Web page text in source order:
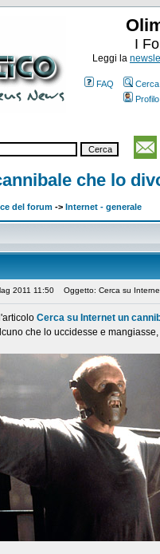
I
Leggi la
FAQ
Cerca
Profilo
che lo
del forum -> Internet - generale
2011 11:50 Oggetto: Cerca su
Cerca su Internet un
che lo uccidesse e